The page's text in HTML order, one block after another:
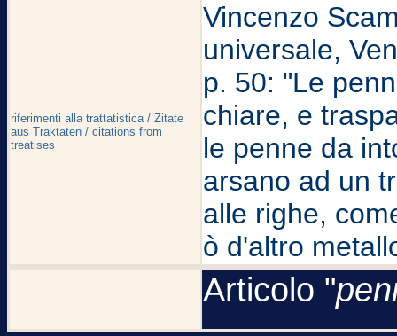
riferimenti alla trattatistica / Zitate
aus Traktaten / citations from
treatises
Vincenzo
universale,
p. 50: "Le
chiare, e
le penne da
arsano ad un
alle righe,
ò d'altro
Articolo "